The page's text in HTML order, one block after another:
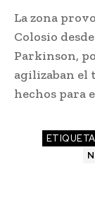
La zona
Colosio
Parkinson,
agilizaban el
hechos para